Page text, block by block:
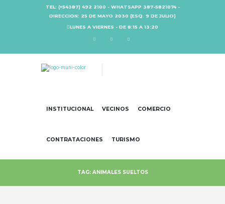
TEL: (+54387) 492 2100 - WHATSAPP 387-5821074 -
DIRECCION: 25 DE MAYO 2030 (ESQ. 9 DE JULIO)
LUNES A VIERNES - DE 8:15 A 13:20
INSTITUCIONAL VECINOS COMERCIO
CONTRATACIONES TURISMO
TAG: ANIMALES SUELTOS